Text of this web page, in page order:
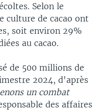
Selon le
culture de cacao ont
soit environ 29%
au cacao.
de 500 millions de
2024, d'après
un combat
des affaires